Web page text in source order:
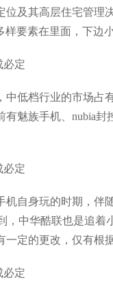
及其高层住宅管
样要素在里面，下边
低档行业的市场
魅族手机、nubia
自身玩的时期，伴
，中华酷联也是追
定的更改，仅有